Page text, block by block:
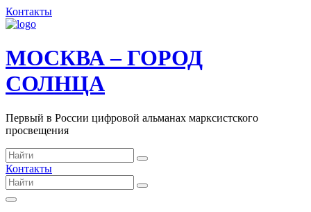
Контакты
МОСКВА – ГОРОД
СОЛНЦА
Первый в России цифровой альманах марксистского
просвещения
Контакты